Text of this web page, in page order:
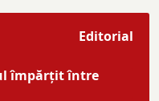
Editorial
împărțit între